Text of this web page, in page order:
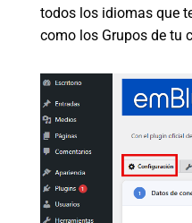
todos los idiomas que
como los Grupos de tu